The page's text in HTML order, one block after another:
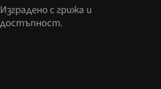
Изградено с грижа и
достъпност.